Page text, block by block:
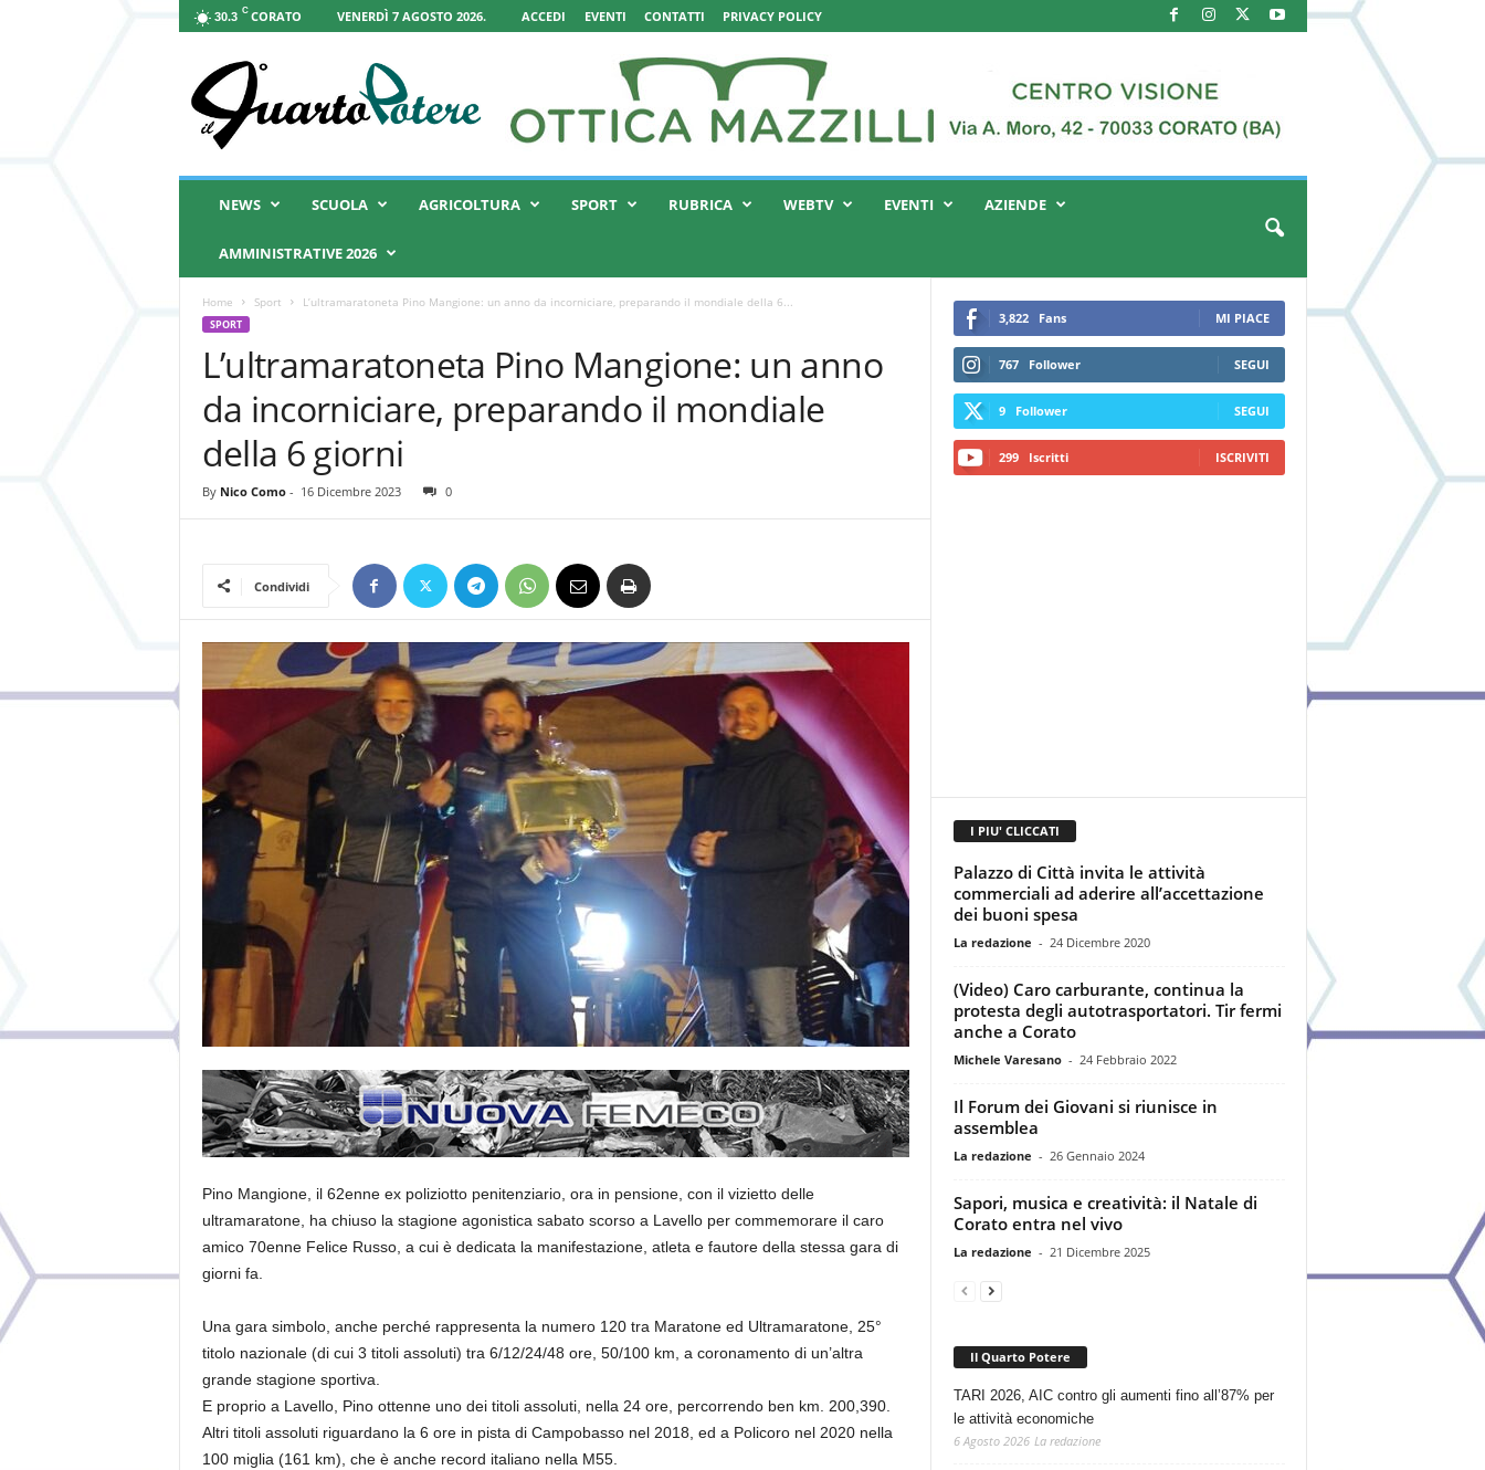
30.3 C CORATO VENERDÌ 7 AGOSTO 2026. ACCEDI EVENTI CONTATTI PRIVACY POLICY
Q
NEWS SCUOLA AGRICOLTURA SPORT RUBRICA WEBTV EVENTI AZIENDE
AMMINISTRATIVE 2026
Home Sport L’ultramaratoneta Pino Mangione: un anno da incorniciare, preparando il mondiale della 6...
SPORT
L’ultramaratoneta Pino Mangione: un anno
da incorniciare, preparando il mondiale
della 6 giorni
By Nico Como- 16 Dicembre 2023 0
Condividi
Pino Mangione, il 62enne ex poliziotto penitenziario, ora in pensione, con il vizietto delle
ultramaratone, ha chiuso la stagione agonistica sabato scorso a Lavello per commemorare il caro
amico 70enne Felice Russo, a cui è dedicata la manifestazione, atleta e fautore della stessa gara di
giorni fa.
Una gara simbolo, anche perché rappresenta la numero 120 tra Maratone ed Ultramaratone, 25°
titolo nazionale (di cui 3 titoli assoluti) tra 6/12/24/48 ore, 50/100 km, a coronamento di un’altra
grande stagione sportiva.
E proprio a Lavello, Pino ottenne uno dei titoli assoluti, nella 24 ore, percorrendo ben km. 200,390.
Altri titoli assoluti riguardano la 6 ore in pista di Campobasso nel 2018, ed a Policoro nel 2020 nella
100 miglia (161 km), che è anche record italiano nella M55.
3,822 Fans MI PIACE
767 Follower SEGUI
9 Follower SEGUI
299 Iscritti ISCRIVITI
I PIU' CLICCATI
Palazzo di Città invita le attività
commerciali ad aderire all’accettazione
dei buoni spesa
La redazione - 24 Dicembre 2020
(Video) Caro carburante, continua la
protesta degli autotrasportatori. Tir fermi
anche a Corato
Michele Varesano - 24 Febbraio 2022
Il Forum dei Giovani si riunisce in
assemblea
La redazione - 26 Gennaio 2024
Sapori, musica e creatività: il Natale di
Corato entra nel vivo
La redazione - 21 Dicembre 2025
Il Quarto Potere
TARI 2026, AIC contro gli aumenti fino all’87% per
le attività economiche
6 Agosto 2026 La redazione